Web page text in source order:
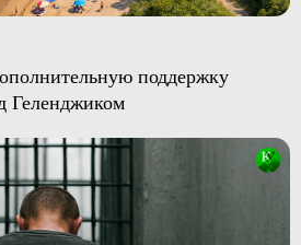
поддержку
Геленджиком